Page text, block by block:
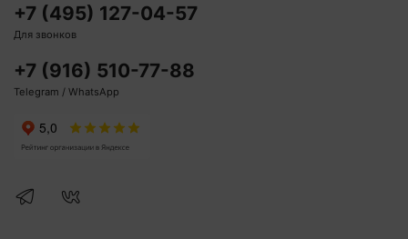
+7 (495) 127-04-57
Для звонков
+7 (916) 510-77-88
Telegram / WhatsApp